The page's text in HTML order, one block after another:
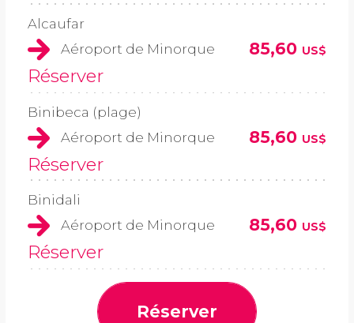
Alcaufar
Aéroport de Minorque
85,60 US$
Réserver
Binibeca (plage)
Aéroport de Minorque
85,60 US$
Réserver
Binidali
Aéroport de Minorque
85,60 US$
Réserver
Réserver